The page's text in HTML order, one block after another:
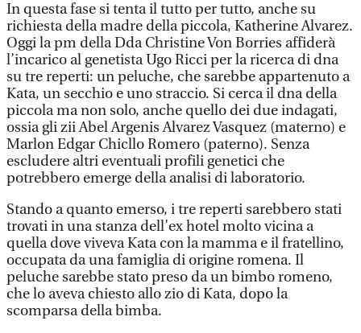
In questa fase si tenta il tutto per tutto, anche su
richiesta della madre della piccola, Katherine Alvarez.
Oggi la pm della Dda Christine Von Borries affiderà
l’incarico al genetista Ugo Ricci per la ricerca di dna
su tre reperti: un peluche, che sarebbe appartenuto a
Kata, un secchio e uno straccio. Si cerca il dna della
piccola ma non solo, anche quello dei due indagati,
ossia gli zii Abel Argenis Alvarez Vasquez (materno) e
Marlon Edgar Chicllo Romero (paterno). Senza
escludere altri eventuali profili genetici che
potrebbero emerge della analisi di laboratorio.
Stando a quanto emerso, i tre reperti sarebbero stati
trovati in una stanza dell’ex hotel molto vicina a
quella dove viveva Kata con la mamma e il fratellino,
occupata da una famiglia di origine romena. Il
peluche sarebbe stato preso da un bimbo romeno,
che lo aveva chiesto allo zio di Kata, dopo la
scomparsa della bimba.